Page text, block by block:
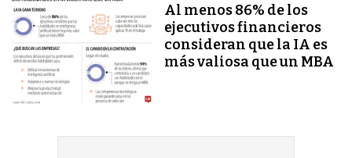
Al menos 86% de los
ejecutivos financieros
consideran que la IA es
más valiosa que un MBA